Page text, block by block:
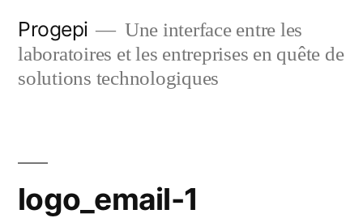
content
Progepi
Une interface entre les
laboratoires et les entreprises en quête de
solutions technologiques
logo_email-1